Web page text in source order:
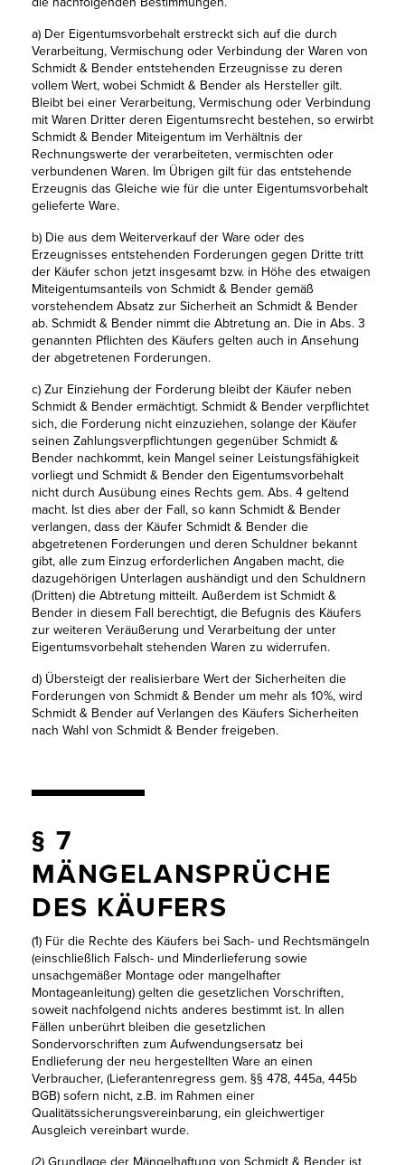
a) Der Eigentumsvorbehalt erstreckt sich auf die durch
Verarbeitung, Vermischung oder Verbindung der Waren von
Schmidt & Bender entstehenden Erzeugnisse zu deren
vollem Wert, wobei Schmidt & Bender als Hersteller gilt.
Bleibt bei einer Verarbeitung, Vermischung oder Verbindung
mit Waren Dritter deren Eigentumsrecht bestehen, so erwirbt
Schmidt & Bender Miteigentum im Verhältnis der
Rechnungswerte der verarbeiteten, vermischten oder
verbundenen Waren. Im Übrigen gilt für das entstehende
Erzeugnis das Gleiche wie für die unter Eigentumsvorbehalt
gelieferte Ware.
b) Die aus dem Weiterverkauf der Ware oder des
Erzeugnisses entstehenden Forderungen gegen Dritte tritt
der Käufer schon jetzt insgesamt bzw. in Höhe des etwaigen
Miteigentumsanteils von Schmidt & Bender gemäß
vorstehendem Absatz zur Sicherheit an Schmidt & Bender
ab. Schmidt & Bender nimmt die Abtretung an. Die in Abs. 3
genannten Pflichten des Käufers gelten auch in Ansehung
der abgetretenen Forderungen.
c) Zur Einziehung der Forderung bleibt der Käufer neben
Schmidt & Bender ermächtigt. Schmidt & Bender verpflichtet
sich, die Forderung nicht einzuziehen, solange der Käufer
seinen Zahlungsverpflichtungen gegenüber Schmidt &
Bender nachkommt, kein Mangel seiner Leistungsfähigkeit
vorliegt und Schmidt & Bender den Eigentumsvorbehalt
nicht durch Ausübung eines Rechts gem. Abs. 4 geltend
macht. Ist dies aber der Fall, so kann Schmidt & Bender
verlangen, dass der Käufer Schmidt & Bender die
abgetretenen Forderungen und deren Schuldner bekannt
gibt, alle zum Einzug erforderlichen Angaben macht, die
dazugehörigen Unterlagen aushändigt und den Schuldnern
(Dritten) die Abtretung mitteilt. Außerdem ist Schmidt &
Bender in diesem Fall berechtigt, die Befugnis des Käufers
zur weiteren Veräußerung und Verarbeitung der unter
Eigentumsvorbehalt stehenden Waren zu widerrufen.
d) Übersteigt der realisierbare Wert der Sicherheiten die
Forderungen von Schmidt & Bender um mehr als 10%, wird
Schmidt & Bender auf Verlangen des Käufers Sicherheiten
nach Wahl von Schmidt & Bender freigeben.
§ 7
MÄNGELANSPRÜCHE
DES KÄUFERS
(1) Für die Rechte des Käufers bei Sach- und Rechtsmängeln
(einschließlich Falsch- und Minderlieferung sowie
unsachgemäßer Montage oder mangelhafter
Montageanleitung) gelten die gesetzlichen Vorschriften,
soweit nachfolgend nichts anderes bestimmt ist. In allen
Fällen unberührt bleiben die gesetzlichen
Sondervorschriften zum Aufwendungsersatz bei
Endlieferung der neu hergestellten Ware an einen
Verbraucher, (Lieferantenregress gem. §§ 478, 445a, 445b
BGB) sofern nicht, z.B. im Rahmen einer
Qualitätssicherungsvereinbarung, ein gleichwertiger
Ausgleich vereinbart wurde.
(2) Grundlage der Mängelhaftung von Schmidt & Bender ist